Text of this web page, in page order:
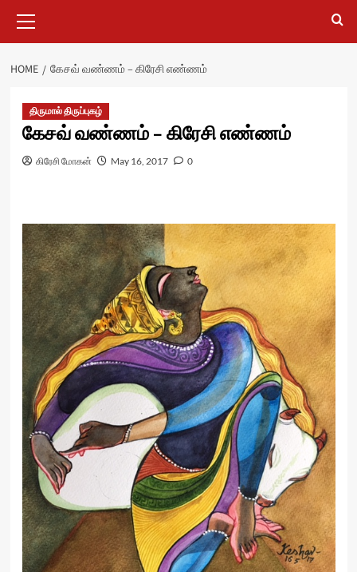
Menu
HOME கேசவ் வண்ணம் – கிரேசி எண்ணம்
திருமால் திருப்புகழ்
கேசவ் வண்ணம் – கிரேசி எண்ணம்
கிரேசி மோகன் May 16, 2017 0